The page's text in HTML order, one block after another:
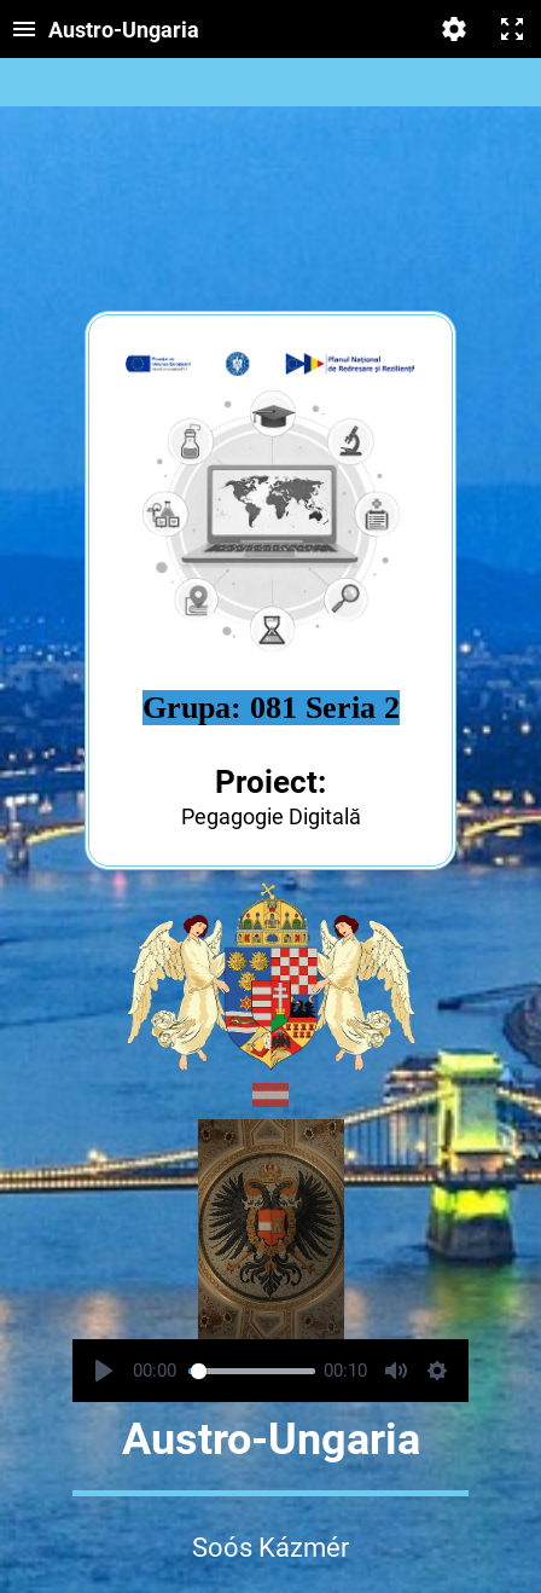
Austro-Ungaria
Grupa: 081 Seria 2
Proiect:
Pegagogie Digitală
00:00 00:10
Austro-Ungaria
Soós Kázmér